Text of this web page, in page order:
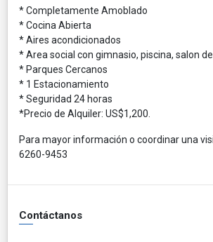
* Completamente Amoblado
* Cocina Abierta
* Aires acondicionados
* Area social con gimnasio, piscina, salon
* Parques Cercanos
* 1 Estacionamiento
* Seguridad 24 horas
*Precio de Alquiler: US$1,200.
Para mayor información o coordinar una
6260-9453
Contáctanos